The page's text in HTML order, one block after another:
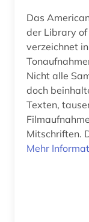
gedichte (1)
Das
der Library of
verzeichnet
Nicht alle
doch
Texten,
Mitschriften.
Mehr